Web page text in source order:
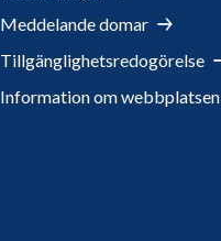
Meddelande domar
Tillgänglighetsredogörelse
Information om webbplatsen